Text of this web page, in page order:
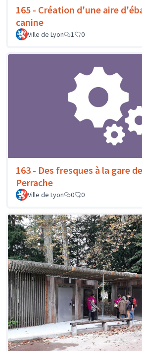
165 - Création d'une aire
canine
Ville de Lyon 1 0
163 - Des fresques à la gare de
Perrache
Ville de Lyon
0 0